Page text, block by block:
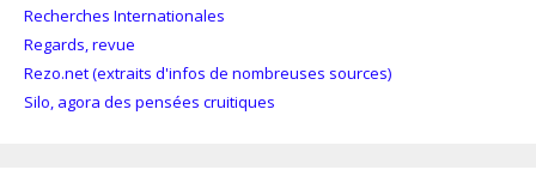
Recherches Internationales
Regards, revue
Rezo.net (extraits d'infos de nombreuses sources)
Silo, agora des pensées cruitiques